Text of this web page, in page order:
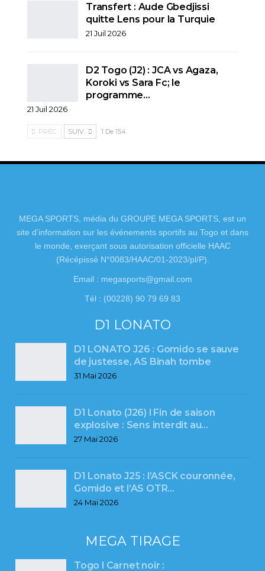
Transfert : Aude Gbedjissi
quitte Lens pour la Turquie
21 Juil 2026
D2 Togo (J2) : JCA vs Agaza,
Koroki vs Sara Fc; le
programme…
21 Juil 2026
PRÉC. SUIV. 1 De 154
MEGA SPORTS, média du GROUPE MEGA SPORTS, est un
site d’information sur les événements sportifs au Togo et dans
le monde, exerçant sous autorisation officielle HAAC
(Récépissé N°0083/HAAC/01-2023/pl/P).
Email : megasports@gmail.com
Tél : (00228) 90 79 69 83
D1 LONATO
D1 LONATO J26 : Gomido se sauve
de justesse, AS Binah tombe
31 Mai 2026
D1 Lonato (J26) l Fin de saison
explosive : Sens interdit au…
27 Mai 2026
D1 Lonato J25 : l’ASCK couronnée,
Gomido et l’AS OTR…
24 Mai 2026
MEGA TIRAGE
Togo l Carnet noir :